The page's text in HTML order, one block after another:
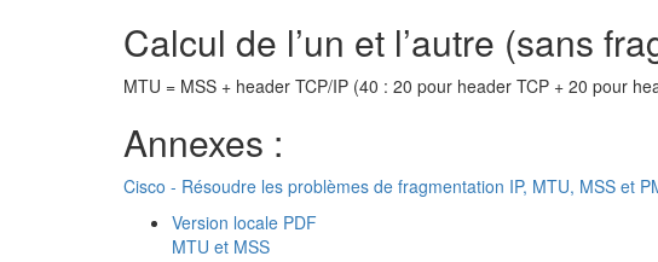
Calcul de l’un et l’autre (sans
MTU = MSS + header TCP/IP (40 : 20 pour header TCP + 20 pour
Annexes :
Cisco - Résoudre les problèmes de fragmentation IP, MTU, MSS et
Version locale PDF
MTU et MSS